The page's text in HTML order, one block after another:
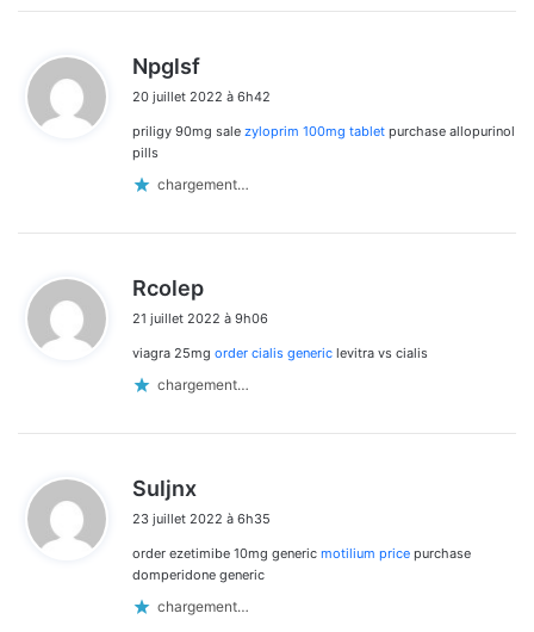
Npglsf
t
20 juillet 2022 à 6h42
priligy 90mg sale zyloprim 100mg tablet purchase allopurinol
pills
chargement…
Rcolep
t
21 juillet 2022 à 9h06
viagra 25mg order cialis generic levitra vs cialis
chargement…
Suljnx
t
:
23 juillet 2022 à 6h35
order ezetimibe 10mg generic motilium price purchase
domperidone generic
chargement…